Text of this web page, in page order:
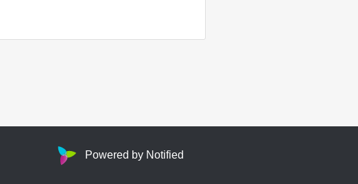
Powered by Notified